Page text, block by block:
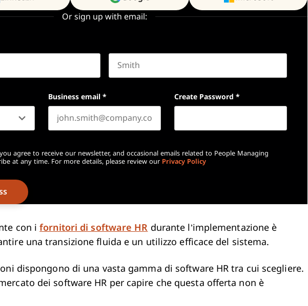
Or sign up with email:
Business email * Create Password *
agree to receive our newsletter, and occasional emails related to People Managing
at any time. For more details, please review our Privacy Policy
con ifornitori di software HR durante l’implementazione è
una transizione fluida e un utilizzo efficace del sistema.
dispongono di una vasta gamma di software HR tra cui scegliere.
dei software HR per capire che questa offerta non è